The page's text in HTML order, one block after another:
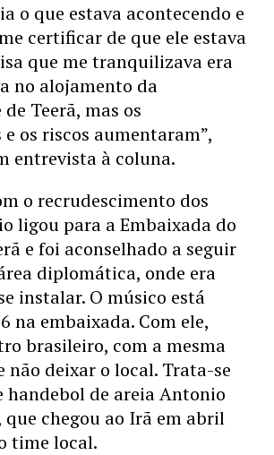
o que estava acontecendo e
certificar de que ele estava
que me tranquilizava era
no alojamento da
Teerã, mas os
os riscos aumentaram”,
entrevista à coluna.
o recrudescimento dos
ligou para a Embaixada do
e foi aconselhado a seguir
diplomática, onde era
instalar. O músico está
na embaixada. Com ele,
brasileiro, com a mesma
não deixar o local. Trata-se
handebol de areia Antonio
que chegou ao Irã em abril
time local.